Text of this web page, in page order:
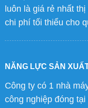
luôn là giá rẻ nhất
chi phí tối thiểu cho
NĂNG LỰC SẢN
Công ty có 1 nhà
công nghiệp đóng